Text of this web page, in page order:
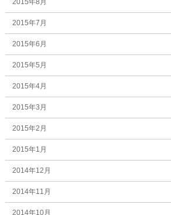
2015年8月
2015年7月
2015年6月
2015年5月
2015年4月
2015年3月
2015年2月
2015年1月
2014年12月
2014年11月
2014年10月